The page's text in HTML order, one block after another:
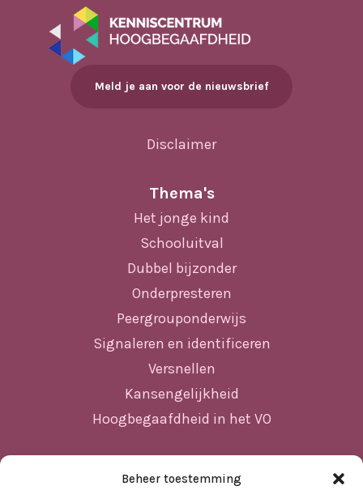
Beheer toestemming
Meld je aan voor de nieuwsbrief
Disclaimer
Thema's
Het jonge kind
Schooluitval
Dubbel bijzonder
Onderpresteren
Peergrouponderwijs
Signaleren en identificeren
Versnellen
Kansengelijkheid
Hoogbegaafdheid in het VO